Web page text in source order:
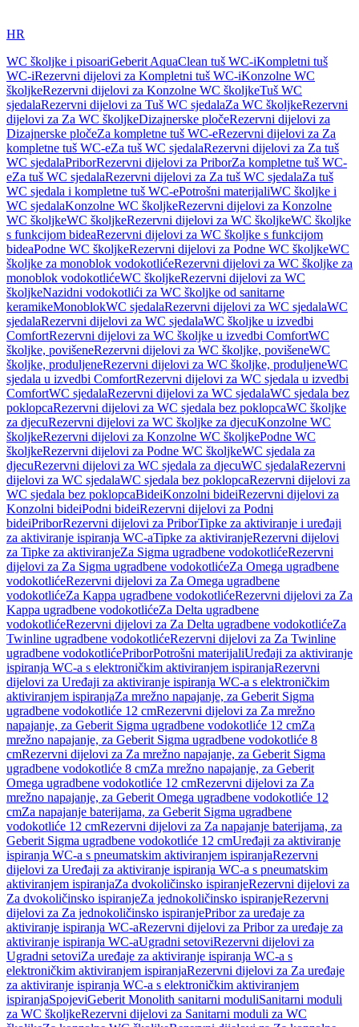
HR
WC školjke i pisoariGeberit AquaClean tuš WC-iKompletni tuš
WC-iRezervni dijelovi za Kompletni tuš WC-iKonzolne WC
školjkeRezervni dijelovi za Konzolne WC školjkeTuš WC
sjedalaRezervni dijelovi za Tuš WC sjedalaZa WC školjkeRezervni
dijelovi za Za WC školjkeDizajnerske pločeRezervni dijelovi za
Dizajnerske pločeZa kompletne tuš WC-eRezervni dijelovi za Za
kompletne tuš WC-eZa tuš WC sjedalaRezervni dijelovi za Za tuš
WC sjedalaPriborRezervni dijelovi za PriborZa kompletne tuš WC-
eZa tuš WC sjedalaRezervni dijelovi za Za tuš WC sjedalaZa tuš
WC sjedala i kompletne tuš WC-ePotrošni materijaliWC školjke i
WC sjedalaKonzolne WC školjkeRezervni dijelovi za Konzolne
WC školjkeWC školjkeRezervni dijelovi za WC školjkeWC školjke
s funkcijom bideaRezervni dijelovi za WC školjke s funkcijom
bideaPodne WC školjkeRezervni dijelovi za Podne WC školjkeWC
školjke za monoblok vodokotlićeRezervni dijelovi za WC školjke za
monoblok vodokotlićeWC školjkeRezervni dijelovi za WC
školjkeNazidni vodokotlići za WC školjke od sanitarne
keramikeMonoblokWC sjedalaRezervni dijelovi za WC sjedalaWC
sjedalaRezervni dijelovi za WC sjedalaWC školjke u izvedbi
ComfortRezervni dijelovi za WC školjke u izvedbi ComfortWC
školjke, povišeneRezervni dijelovi za WC školjke, povišeneWC
školjke, produljeneRezervni dijelovi za WC školjke, produljeneWC
sjedala u izvedbi ComfortRezervni dijelovi za WC sjedala u izvedbi
ComfortWC sjedalaRezervni dijelovi za WC sjedalaWC sjedala bez
poklopcaRezervni dijelovi za WC sjedala bez poklopcaWC školjke
za djecuRezervni dijelovi za WC školjke za djecuKonzolne WC
školjkeRezervni dijelovi za Konzolne WC školjkePodne WC
školjkeRezervni dijelovi za Podne WC školjkeWC sjedala za
djecuRezervni dijelovi za WC sjedala za djecuWC sjedalaRezervni
dijelovi za WC sjedalaWC sjedala bez poklopcaRezervni dijelovi za
WC sjedala bez poklopcaBideiKonzolni bideiRezervni dijelovi za
Konzolni bideiPodni bideiRezervni dijelovi za Podni
bideiPriborRezervni dijelovi za PriborTipke za aktiviranje i uređaji
za aktiviranje ispiranja WC-aTipke za aktiviranjeRezervni dijelovi
za Tipke za aktiviranjeZa Sigma ugradbene vodokotlićeRezervni
dijelovi za Za Sigma ugradbene vodokotlićeZa Omega ugradbene
vodokotlićeRezervni dijelovi za Za Omega ugradbene
vodokotlićeZa Kappa ugradbene vodokotlićeRezervni dijelovi za Za
Kappa ugradbene vodokotlićeZa Delta ugradbene
vodokotlićeRezervni dijelovi za Za Delta ugradbene vodokotlićeZa
Twinline ugradbene vodokotlićeRezervni dijelovi za Za Twinline
ugradbene vodokotlićePriborPotrošni materijaliUređaji za aktiviranje
ispiranja WC-a s elektroničkim aktiviranjem ispiranjaRezervni
dijelovi za Uređaji za aktiviranje ispiranja WC-a s elektroničkim
aktiviranjem ispiranjaZa mrežno napajanje, za Geberit Sigma
ugradbene vodokotliće 12 cmRezervni dijelovi za Za mrežno
napajanje, za Geberit Sigma ugradbene vodokotliće 12 cmZa
mrežno napajanje, za Geberit Sigma ugradbene vodokotliće 8
cmRezervni dijelovi za Za mrežno napajanje, za Geberit Sigma
ugradbene vodokotliće 8 cmZa mrežno napajanje, za Geberit
Omega ugradbene vodokotliće 12 cmRezervni dijelovi za Za
mrežno napajanje, za Geberit Omega ugradbene vodokotliće 12
cmZa napajanje baterijama, za Geberit Sigma ugradbene
vodokotliće 12 cmRezervni dijelovi za Za napajanje baterijama, za
Geberit Sigma ugradbene vodokotliće 12 cmUređaji za aktiviranje
ispiranja WC-a s pneumatskim aktiviranjem ispiranjaRezervni
dijelovi za Uređaji za aktiviranje ispiranja WC-a s pneumatskim
aktiviranjem ispiranjaZa dvokoličinsko ispiranjeRezervni dijelovi za
Za dvokoličinsko ispiranjeZa jednokoličinsko ispiranjeRezervni
dijelovi za Za jednokoličinsko ispiranjePribor za uređaje za
aktiviranje ispiranja WC-aRezervni dijelovi za Pribor za uređaje za
aktiviranje ispiranja WC-aUgradni setoviRezervni dijelovi za
Ugradni setoviZa uređaje za aktiviranje ispiranja WC-a s
elektroničkim aktiviranjem ispiranjaRezervni dijelovi za Za uređaje
za aktiviranje ispiranja WC-a s elektroničkim aktiviranjem
ispiranjaSpojeviGeberit Monolith sanitarni moduliSanitarni moduli
za WC školjkeRezervni dijelovi za Sanitarni moduli za WC